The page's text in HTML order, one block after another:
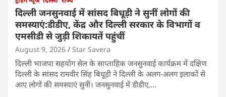
दिल्ली जनसुनवाई में सांसद बिधूड़ी ने सुनीं लोगों की
समस्याएं:डीडीए, केंद्र और दिल्ली सरकार के विभागों व
एमसीडी से जुड़ी शिकायतें पहुंचीं
August 9, 2026 Star Savera
दिल्ली भाजपा सहयोग सेल के साप्ताहिक जनसुनवाई कार्यक्रम में दक्षिण
दिल्ली के सांसद रामवीर सिंह बिधूड़ी ने दिल्ली के अलग-अलग इलाकों से
आए लोगों की समस्याएं सुनीं। जनसुनवाई में डीडीए,…